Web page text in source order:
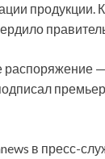
продукции.
—
в пресс-